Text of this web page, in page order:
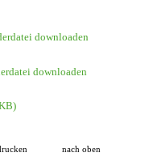
downloaden
downloaden
nach oben